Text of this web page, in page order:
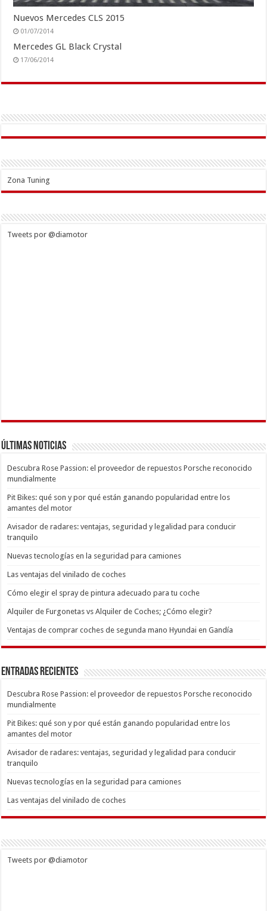
Nuevos Mercedes CLS 2015
01/07/2014
Mercedes GL Black Crystal
17/06/2014
Zona Tuning
Tweets por @diamotor
Últimas Noticias
Descubra Rose Passion: el proveedor de repuestos Porsche reconocido
mundialmente
Pit Bikes: qué son y por qué están ganando popularidad entre los
amantes del motor
Avisador de radares: ventajas, seguridad y legalidad para conducir
tranquilo
Nuevas tecnologías en la seguridad para camiones
Las ventajas del vinilado de coches
Cómo elegir el spray de pintura adecuado para tu coche
Alquiler de Furgonetas vs Alquiler de Coches; ¿Cómo elegir?
Ventajas de comprar coches de segunda mano Hyundai en Gandía
Entradas recientes
Descubra Rose Passion: el proveedor de repuestos Porsche reconocido
mundialmente
Pit Bikes: qué son y por qué están ganando popularidad entre los
amantes del motor
Avisador de radares: ventajas, seguridad y legalidad para conducir
tranquilo
Nuevas tecnologías en la seguridad para camiones
Las ventajas del vinilado de coches
Tweets por @diamotor